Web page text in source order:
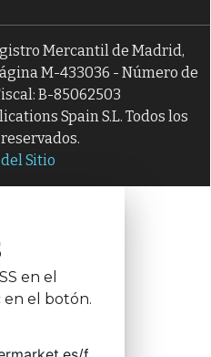
Mercantil de Madrid,
M-433036 - Número de
B-85062503
Spain S.L. Todos los
Sitio
en el
en el botón.